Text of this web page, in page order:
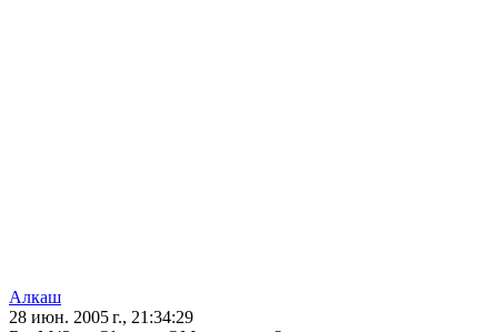
Алкаш
28 июн. 2005 г., 21:34:29